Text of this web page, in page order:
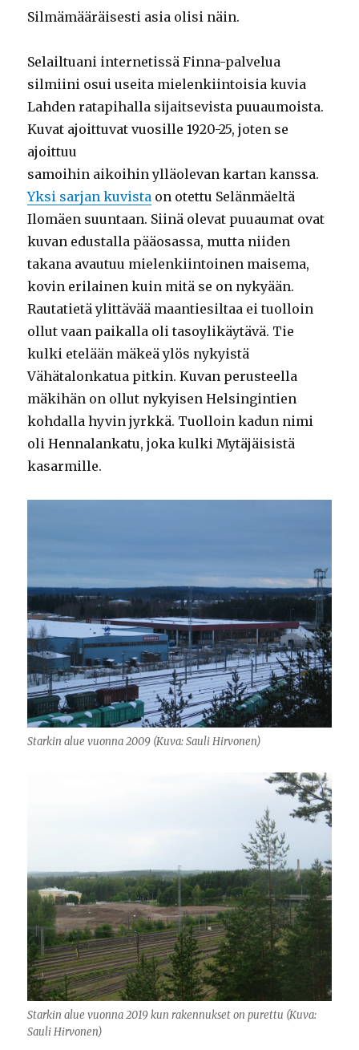
Silmämääräisesti asia olisi näin.
Selailtuani internetissä Finna-palvelua
silmiini osui useita mielenkiintoisia kuvia
Lahden ratapihalla sijaitsevista puuaumoista.
Kuvat ajoittuvat vuosille 1920-25, joten se
ajoittuu
samoihin aikoihin ylläolevan kartan kanssa.
Yksi sarjan kuvista on otettu Selänmäeltä
Ilomäen suuntaan. Siinä olevat puuaumat ovat
kuvan edustalla pääosassa, mutta niiden
takana avautuu mielenkiintoinen maisema,
kovin erilainen kuin mitä se on nykyään.
Rautatietä ylittävää maantiesiltaa ei tuolloin
ollut vaan paikalla oli tasoylikäytävä. Tie
kulki etelään mäkeä ylös nykyistä
Vähätalonkatua pitkin. Kuvan perusteella
mäkihän on ollut nykyisen Helsingintien
kohdalla hyvin jyrkkä. Tuolloin kadun nimi
oli Hennalankatu, joka kulki Mytäjäisistä
kasarmille.
Starkin alue vuonna 2009 (Kuva: Sauli Hirvonen)
Starkin alue vuonna 2019 kun rakennukset on purettu (Kuva:
Sauli Hirvonen)